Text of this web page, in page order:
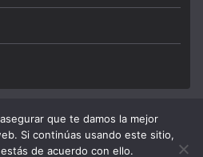
Perú. All rights reserved.
que te damos la mejor
Si continúas usando este sitio,
de acuerdo con ello.